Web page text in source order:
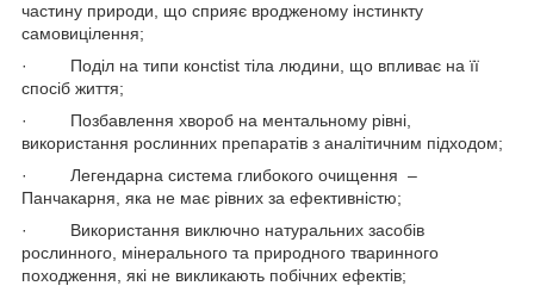
частину природи, що сприяє вродженому інстинкту
самовицілення;
· Поділ на типи консtist тіла людини, що впливає на її
спосіб життя;
· Позбавлення хвороб на ментальному рівні,
використання рослинних препаратів з аналітичним підходом;
· Легендарна система глибокого очищення –
Панчакарня, яка не має рівних за ефективністю;
· Використання виключно натуральних засобів
рослинного, мінерального та природного тваринного
походження, які не викликають побічних ефектів;